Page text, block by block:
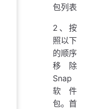
包列表
2、按
照以下
的顺序
移除
Snap
软件
包。首